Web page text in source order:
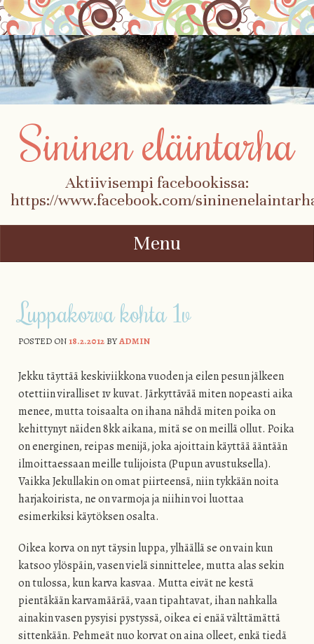
Sininen eläintarha
Aktiivisempi facebookissa:
https://www.facebook.com/
Menu
Luppakorva kohta 1v
POSTED ON18.2.2012BYADMIN
Jekku täyttää keskiviikkona vuoden ja eilen pesun jälkeen
otettiin viralliset 1v kuvat. Järkyttävää miten nopeasti aika
menee, mutta toisaalta on ihana nähdä miten poika on
kehittynyt näiden 8kk aikana, mitä se on meillä ollut. Poika
on energinen, reipas menijä, joka ajoittain käyttää ääntään
ilmoittaessaan meille tulijoista (Pupun avustuksella).
Vaikka Jekullakin on omat piirteensä, niin tykkään noita
harjakoirista, ne on varmoja ja niihin voi luottaa
esimerkiksi käytöksen osalta.
Oikea korva on nyt täysin luppa, ylhäällä se on vain kun
katsoo ylöspäin, vasen vielä sinnittelee, mutta alas sekin
on tulossa, kun karva kasvaa. Mutta eivät ne kestä
pientäkään karvamäärää, vaan tipahtavat, ihan nahkalla
ainakin vasen pysyisi pystyssä, oikea ei enää välttämättä
sittenkään. Pehmeät nuo korvat on aina olleet, enkä tiedä